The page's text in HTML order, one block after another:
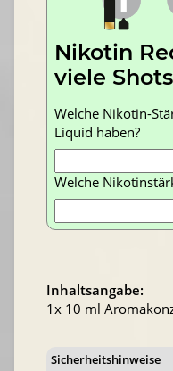
Nikotin
viele
Welche Nikotin-
Liquid haben?
Welche
Inhaltsangabe:
1x 10 ml
Sicherheitshinweise